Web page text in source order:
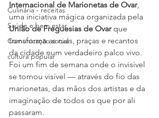
Culinária - receitas
Saúde e bem estar
Comunicação social
cultura popular
Internacional de Marionetas de Ovar,
uma iniciativa mágica organizada pela
União de Freguesias de Ovar que
transforma as ruas, praças e recantos
da cidade num verdadeiro palco vivo.
Foi um fim de semana onde o invisível
se tornou visível — através do fio das
marionetas, das mãos dos artistas e da
imaginação de todos os que por ali
passaram.